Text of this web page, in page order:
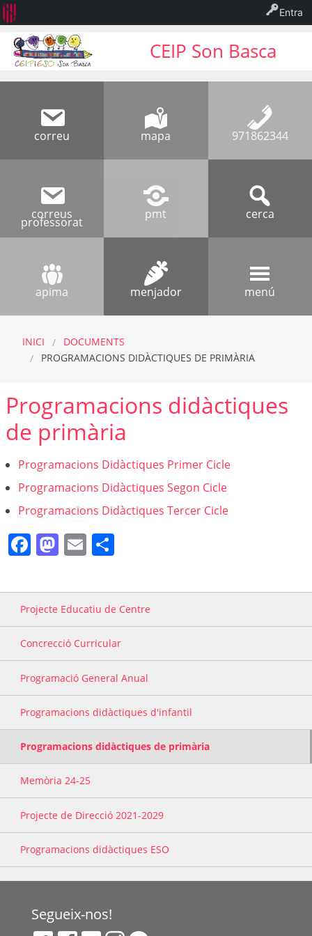
CEIP Son Basca
correu mapa 971862344
correus
professorat
pmt cerca
apima menjador menú
INICI
DOCUMENTS
PROGRAMACIONS DIDÀCTIQUES DE PRIMÀRIA
Programacions didàctiques
de primària
Programacions Didàctiques Primer Cicle
Programacions Didàctiques Segon Cicle
Programacions Didàctiques Tercer Cicle
Facebook
Mastodon
Email
Projecte Educatiu de Centre
Concrecció Curricular
Programació General Anual
Programacions didàctiques d'infantil
Programacions didàctiques de primària
Memòria 24-25
Projecte de Direcció 2021-2029
Programacions didàctiques ESO
Segueix-nos!
Entra